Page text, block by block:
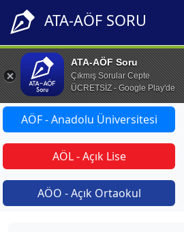
ATA-AÖF SORU
ATA-AÖF Soru
Çıkmış Sorular Cepte
ÜCRETSİZ - Google Play'de
AÖF - Anadolu Üniversitesi
AÖL - Açık Lise
AÖO - Açık Ortaokul